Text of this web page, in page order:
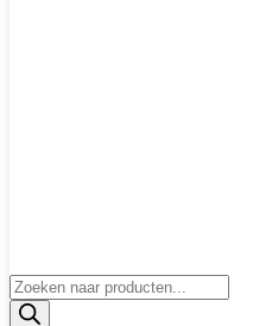
Producten
zoeken